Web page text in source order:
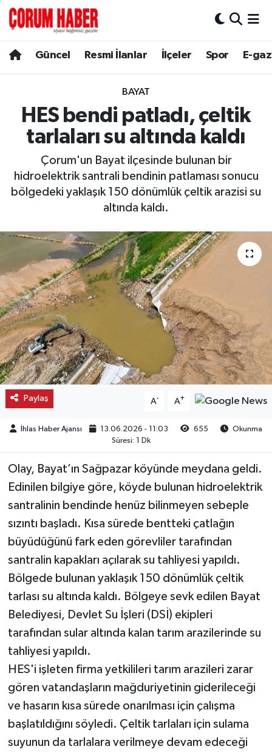
Güncel Resmi İlanlar İlçeler Spor E-
BAYAT
HES bendi patladı, çeltik
tarlaları su altında kaldı
Çorum'un Bayat ilçesinde bulunan bir
hidroelektrik santrali bendinin patlaması sonucu
bölgedeki yaklaşık 150 dönümlük çeltik arazisi su
altında kaldı.
Paylaş A- A+
İhlas Haber Ajansı 13.06.2026 - 11:03 655
Okunma
Süresi: 1 Dk
Olay, Bayat’ın Sağpazar köyünde meydana geldi.
Edinilen bilgiye göre, köyde bulunan hidroelektrik
santralinin bendinde henüz bilinmeyen sebeple
sızıntı başladı. Kısa sürede bentteki çatlağın
büyüdüğünü fark eden görevliler tarafından
santralin kapakları açılarak su tahliyesi yapıldı.
Bölgede bulunan yaklaşık 150 dönümlük çeltik
tarlası su altında kaldı. Bölgeye sevk edilen Bayat
Belediyesi, Devlet Su İşleri (DSİ) ekipleri
tarafından sular altında kalan tarım arazilerinde su
tahliyesi yapıldı.
HES'i işleten firma yetkilileri tarım arazileri zarar
gören vatandaşların mağduriyetinin giderileceği
ve hasarın kısa sürede onarılması için çalışma
başlatıldığını söyledi. Çeltik tarlaları için sulama
suyunun da tarlalara verilmeye devam edeceği
Spor
Resmi İlanlar
Alaca
Bayat
Boğazkale
Dodurga
İskilip
Kargı
Laçin
Mecitözü
Oğuzlar
Uğurludağ
Sağlık
Hava Durumu
Çorum Namaz Vakitleri
Trafik Durumu
Süper Lig Puan Durumu ve Fikstür
Tüm Manşetler
Son Dakika Haberleri
Haber Arşivi